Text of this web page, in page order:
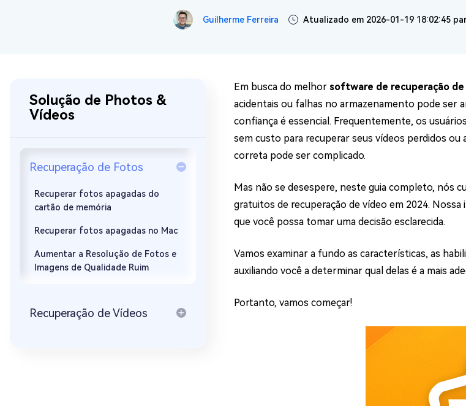
Recuperar Dados de WhatsApp no iPhone/Android
Guilherme Ferreira Atualizado em 2026-01-19 18:02:45
Solução de Photos &
Vídeos
Recuperação de Fotos
Recuperar fotos apagadas do
cartão de memória
Recuperar fotos apagadas no Mac
Aumentar a Resolução de Fotos e
Imagens de Qualidade Ruim
Recuperação de Vídeos
Em busca do melhor software de recuperação
acidentais ou falhas no armazenamento pode ser
confiança é essencial. Frequentemente, os
sem custo para recuperar seus vídeos perdidos
correta pode ser complicado.
Mas não se desespere, neste guia completo, nós
gratuitos de recuperação de vídeo em 2024.
que você possa tomar uma decisão esclarecida.
Vamos examinar a fundo as características, as
auxiliando você a determinar qual delas é a mais
Portanto, vamos começar!